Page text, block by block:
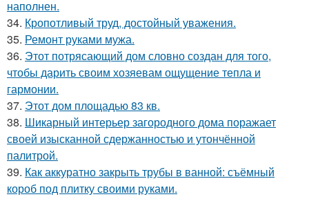
наполнен.
34. Кропотливый труд, достойный уважения.
35. Ремонт руками мужа.
36. Этот потрясающий дом словно создан для того,
чтобы дарить своим хозяевам ощущение тепла и
гармонии.
37. Этот дом площадью 83 кв.
38. Шикарный интерьер загородного дома поражает
своей изысканной сдержанностью и утончённой
палитрой.
39. Как аккуратно закрыть трубы в ванной: съёмный
короб под плитку своими руками.